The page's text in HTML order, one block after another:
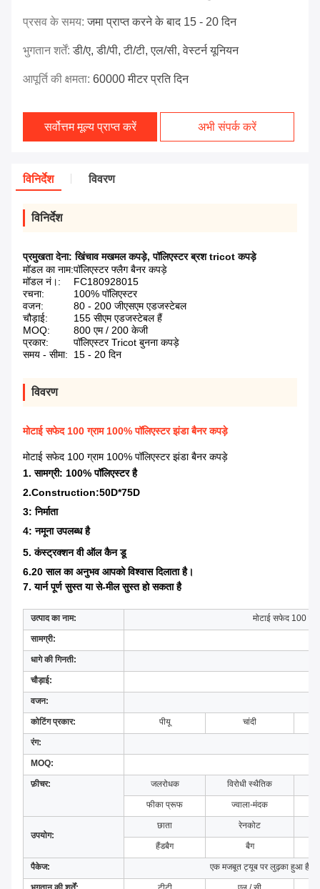
प्रसव के समय:जमा प्राप्त करने के बाद 15 - 20 दिन
भुगतान शर्तें:डी/ए, डी/पी, टी/टी, एल/सी, वेस्टर्न यूनियन
आपूर्ति की क्षमता: 60000 मीटर प्रति दिन
सर्वोत्तम मूल्य प्राप्त करें अभी संपर्क करें
विनिर्देश विवरण
विनिर्देश
प्रमुखता देना:खिंचाव मखमल कपड़े,पॉलिएस्टर ब्रश tricot कपड़े
मॉडल का नाम:पॉलिएस्टर फ्लैग बैनर कपड़े
मॉडल नं।:
FC180928015
रचना:
100% पॉलिएस्टर
वजन:
80 - 200 जीएसएम एडजस्टेबल
चौड़ाई:
155 सीएम एडजस्टेबल हैं
MOQ:
800 एम / 200 केजी
प्रकार:
पॉलिएस्टर Tricot बुनना कपड़े
समय - सीमा:
15 - 20 दिन
विवरण
मोटाई सफेद 100 ग्राम 100% पॉलिएस्टर झंडा बैनर कपड़े
मोटाई सफेद 100 ग्राम 100% पॉलिएस्टर झंडा बैनर कपड़े
1. सामग्री: 100% पॉलिएस्टर है
2.Construction:50D*75D
3: निर्माता
4: नमूना उपलब्ध है
5. कंस्ट्रक्शन वी ऑल कैन डू
6.20 साल का अनुभव आपको विश्वास दिलाता है।
7. यार्न पूर्ण सुस्त या से-मील सुस्त हो सकता है
उत्पाद का नाम: मोटाई सफेद 100
सामग्री:
धागे की गिनती:
चौड़ाई:
वजन:
कोटिंग प्रकार: पीयू चांदी
रंग:
MOQ:
फ़ीचर: जलरोधक विरोधी स्थैतिक
फीका प्रूफ ज्वाला-मंदक
उपयोग:
छाता रेनकोट
हैंडबैग बैग
पैकेज: एक मजबूत ट्यूब पर लुढ़का हुआ है,